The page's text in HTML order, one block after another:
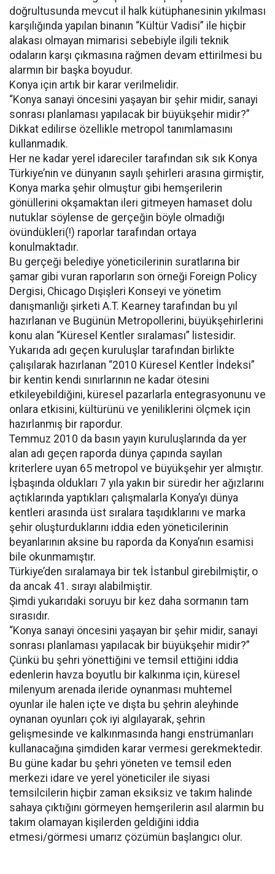
doğrultusunda mevcut il halk kütüphanesinin yıkılması
karşılığında yapılan binanın “Kültür Vadisi” ile hiçbir
alakası olmayan mimarisi sebebiyle ilgili teknik
odaların karşı çıkmasına rağmen devam ettirilmesi bu
alarmın bir başka boyudur.
Konya için artık bir karar verilmelidir.
“Konya sanayi öncesini yaşayan bir şehir midir, sanayi
sonrası planlaması yapılacak bir büyükşehir midir?”
Dikkat edilirse özellikle metropol tanımlamasını
kullanmadık.
Her ne kadar yerel idareciler tarafından sık sık Konya
Türkiye’nin ve dünyanın sayılı şehirleri arasına girmiştir,
Konya marka şehir olmuştur gibi hemşerilerin
gönüllerini okşamaktan ileri gitmeyen hamaset dolu
nutuklar söylense de gerçeğin böyle olmadığı
övündükleri(!) raporlar tarafından ortaya
konulmaktadır.
Bu gerçeği belediye yöneticilerinin suratlarına bir
şamar gibi vuran raporların son örneği Foreign Policy
Dergisi, Chicago Dışişleri Konseyi ve yönetim
danışmanlığı şirketi A.T. Kearney tarafından bu yıl
hazırlanan ve Bugünün Metropollerini, büyükşehirlerini
konu alan “Küresel Kentler sıralaması” listesidir.
Yukarıda adı geçen kuruluşlar tarafından birlikte
çalışılarak hazırlanan “2010 Küresel Kentler İndeksi”
bir kentin kendi sınırlarının ne kadar ötesini
etkileyebildiğini, küresel pazarlarla entegrasyonunu ve
onlara etkisini, kültürünü ve yeniliklerini ölçmek için
hazırlanmış bir rapordur.
Temmuz 2010 da basın yayın kuruluşlarında da yer
alan adı geçen raporda dünya çapında sayılan
kriterlere uyan 65 metropol ve büyükşehir yer almıştır.
İşbaşında oldukları 7 yıla yakın bir süredir her ağızlarını
açtıklarında yaptıkları çalışmalarla Konya’yı dünya
kentleri arasında üst sıralara taşıdıklarını ve marka
şehir oluşturduklarını iddia eden yöneticilerinin
beyanlarının aksine bu raporda da Konya’nın esamisi
bile okunmamıştır.
Türkiye’den sıralamaya bir tek İstanbul girebilmiştir, o
da ancak 41. sırayı alabilmiştir.
Şimdi yukarıdaki soruyu bir kez daha sormanın tam
sırasıdır.
“Konya sanayi öncesini yaşayan bir şehir midir, sanayi
sonrası planlaması yapılacak bir büyükşehir midir?”
Çünkü bu şehri yönettiğini ve temsil ettiğini iddia
edenlerin havza boyutlu bir kalkınma için, küresel
milenyum arenada ileride oynanması muhtemel
oyunlar ile halen içte ve dışta bu şehrin aleyhinde
oynanan oyunları çok iyi algılayarak, şehrin
gelişmesinde ve kalkınmasında hangi enstrümanları
kullanacağına şimdiden karar vermesi gerekmektedir.
Bu güne kadar bu şehri yöneten ve temsil eden
merkezi idare ve yerel yöneticiler ile siyasi
temsilcilerin hiçbir zaman eksiksiz ve takım halinde
sahaya çıktığını görmeyen hemşerilerin asıl alarmın bu
takım olamayan kişilerden geldiğini iddia
etmesi/görmesi umarız çözümün başlangıcı olur.